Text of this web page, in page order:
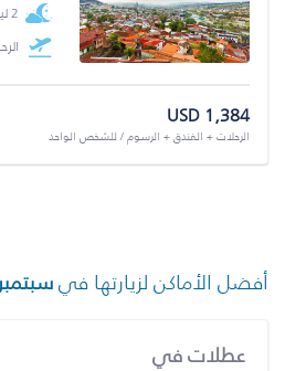
2 ليال
USD 1,384
الرحلات + الفندق + الرسوم / للشخص الواحد
أفضل الأماكن لزيارتها فيسبتمبر
عطلات في